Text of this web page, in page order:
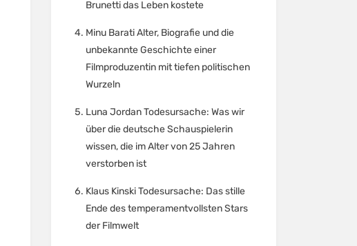
Brunetti das Leben kostete
Minu Barati Alter, Biografie und die
unbekannte Geschichte einer
Filmproduzentin mit tiefen politischen
Wurzeln
Luna Jordan Todesursache: Was wir
über die deutsche Schauspielerin
wissen, die im Alter von 25 Jahren
verstorben ist
Klaus Kinski Todesursache: Das stille
Ende des temperamentvollsten Stars
der Filmwelt